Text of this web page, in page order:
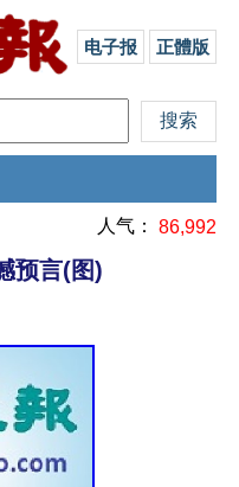
电子报 正體版
人气： 86,992
预言(图)